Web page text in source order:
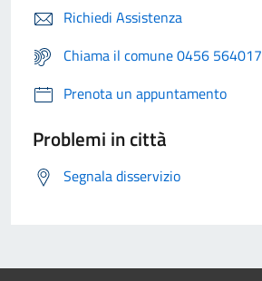
Richiedi Assistenza
Chiama il comune 0456 564017
Prenota un appuntamento
Problemi in città
Segnala disservizio